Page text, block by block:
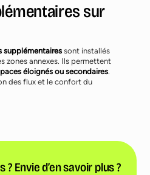
sur
supplémentaires sont installés
zones annexes. Ils permettent
éloignés ou secondaires.
des flux et le confort du
Envie d’en savoir plus ?